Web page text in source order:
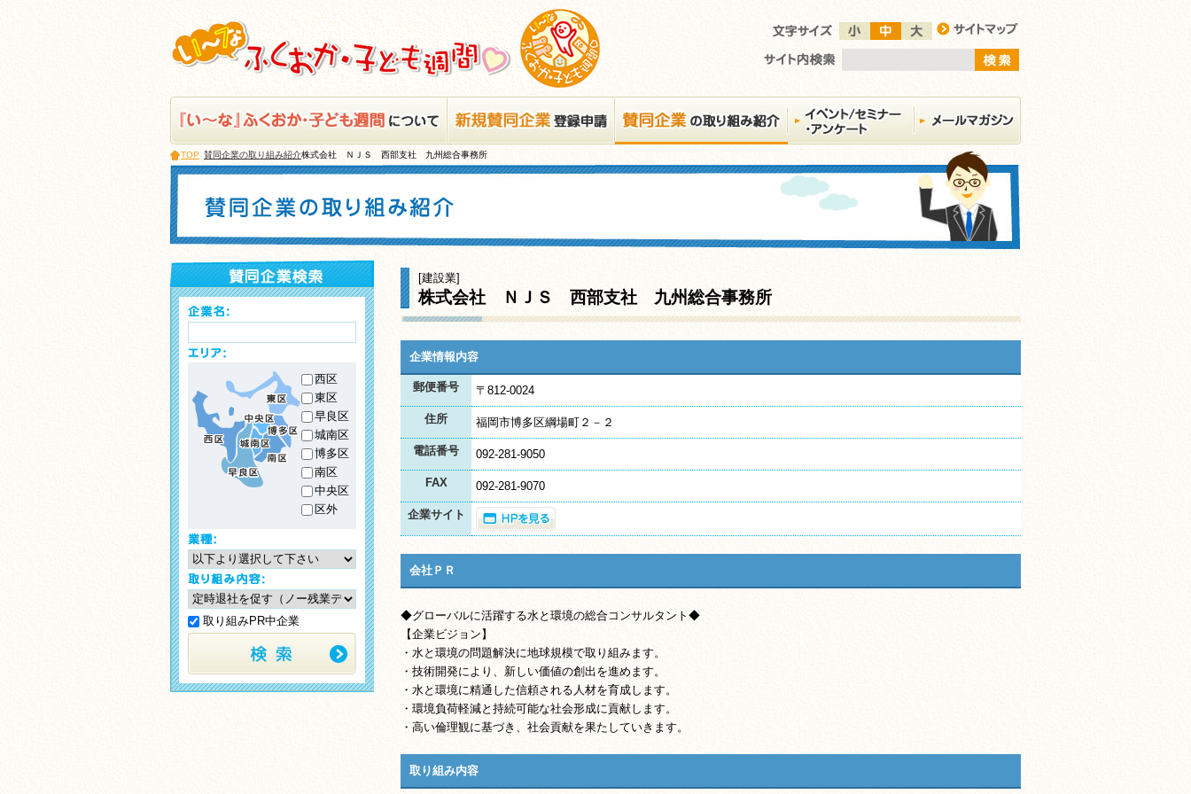
TOP 賛同企業の取り組み紹介株式会社 ＮＪＳ 西部支社 九州総合事務所
西区
東区
早良区
城南区
博多区
南区
中央区
区外
取り組みPR中企業
[建設業]
株式会社 ＮＪＳ 西部支社 九州総合事務所
企業情報内容
郵便番号 〒812-0024
住所 福岡市博多区綱場町２－２
電話番号 092-281-9050
FAX 092-281-9070
企業サイト
会社ＰＲ
◆グローバルに活躍する水と環境の総合コンサルタント◆
【企業ビジョン】
・水と環境の問題解決に地球規模で取り組みます。
・技術開発により、新しい価値の創出を進めます。
・水と環境に精通した信頼される人材を育成します。
・環境負荷軽減と持続可能な社会形成に貢献します。
・高い倫理観に基づき、社会貢献を果たしていきます。
取り組み内容